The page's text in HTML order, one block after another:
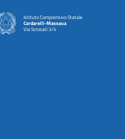
Istituto Comprensivo Statale
Cardarelli-Massaua
Via Scrosati 3/4